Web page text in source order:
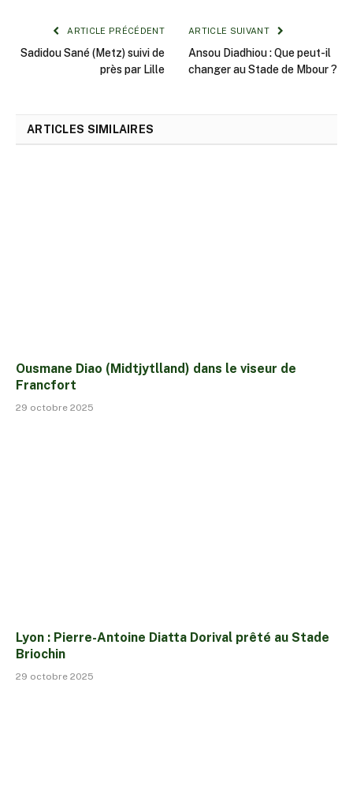
ARTICLE PRÉCÉDENT
Sadidou Sané (Metz) suivi de
près par Lille
ARTICLE SUIVANT
Ansou Diadhiou : Que peut-il
changer au Stade de Mbour ?
ARTICLES SIMILAIRES
Ousmane Diao (Midtjytlland) dans le viseur de
Francfort
29 octobre 2025
Lyon : Pierre-Antoine Diatta Dorival prêté au Stade
Briochin
29 octobre 2025